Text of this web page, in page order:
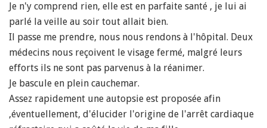
Je n'y comprend rien, elle est en parfaite santé , je lui ai
parlé la veille au soir tout allait bien.
Il passe me prendre, nous nous rendons à l'hôpital. Deux
médecins nous reçoivent le visage fermé, malgré leurs
efforts ils ne sont pas parvenus à la réanimer.
Je bascule en plein cauchemar.
Assez rapidement une autopsie est proposée afin
,éventuellement, d'élucider l'origine de l'arrêt cardiaque